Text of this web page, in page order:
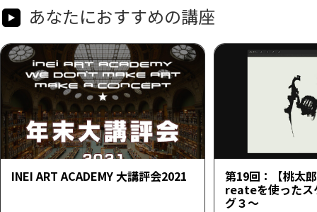
あなたにおすすめの講座
INEI ART ACADEMY 大講評会2021 第19回：【桃太
reateを使ったス
グ３～